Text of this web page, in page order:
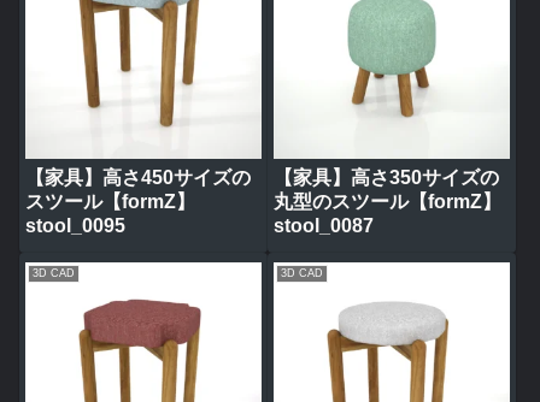
【家具】高さ450サイズの
スツール【formZ】
stool_0095
【家具】高さ350サイズの
丸型のスツール【formZ】
stool_0087
3D CAD 3D CAD